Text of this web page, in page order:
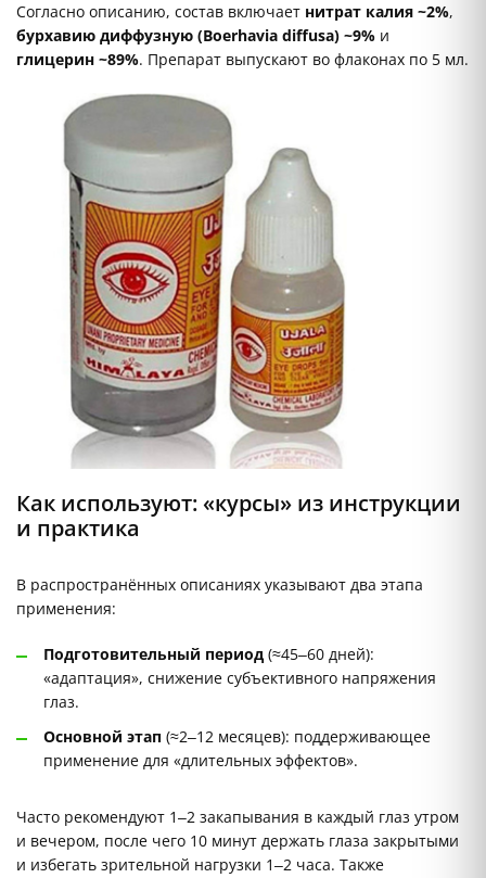
Согласно описанию, состав включает нитрат калия ~2%,
бурхавию диффузную (Boerhavia diffusa) ~9% и
глицерин ~89%. Препарат выпускают во флаконах по 5 мл.
Как используют: «курсы» из инструкции
и практика
В распространённых описаниях указывают два этапа
применения:
Подготовительный период (≈45–60 дней):
«адаптация», снижение субъективного напряжения
глаз.
Основной этап (≈2–12 месяцев): поддерживающее
применение для «длительных эффектов».
Часто рекомендуют 1–2 закапывания в каждый глаз утром
и вечером, после чего 10 минут держать глаза закрытыми
и избегать зрительной нагрузки 1–2 часа. Также